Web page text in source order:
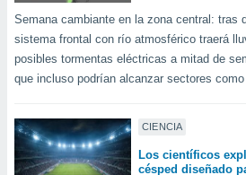
Semana cambiante en la zona central: tras
sistema frontal con río atmosférico traerá
posibles tormentas eléctricas a mitad de
que incluso podrían alcanzar sectores
CIENCIA
Los científicos
césped diseñado